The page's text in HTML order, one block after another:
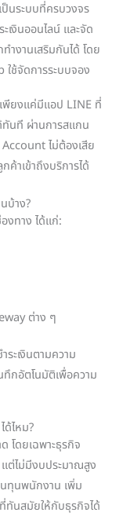
นระบบที่ครบวงจร
เงินออนไลน์ และจัด
ำงานเสริมกันได้ โดย
ช้จัดการระบบจอง
ยงแค่มีแอป LINE ที่
ทันที ผ่านการสแกน
ไม่ต้องเสีย
ค้าเข้าถึงบริการได้
บ้าง?
งทาง ได้แก่:
ต่าง ๆ
ระเงินตามความ
กอัตโนมัติเพื่อความ
ด้ไหม?
โดยเฉพาะธุรกิจ
ต่ไม่มีงบประมาณสูง
ทุนพนักงาน เพิ่ม
ทันสมัยให้กับธุรกิจได้